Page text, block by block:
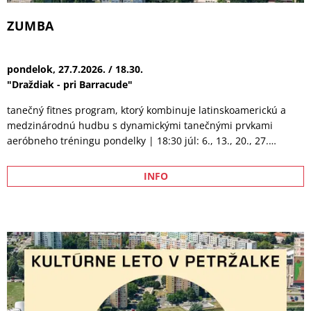
si niečo oveľa cennejšie – vzťah so svojou rodinou, vlastnú
dôstojnosť a možnosť napraviť chyby, ktoré ho pripravili o
všetko, na čom mu kedysi záležalo. Strhujúci príbeh z
ktorom sa popri popredných českých a slovenských hercoch
objavujú aj skutočné hviezdy MMA. Pavel Hoffmeister alias Hoff
rokoch mimo športového sveta dostáva nečakanú ponuku vrátiť
sa do boja. Hodená rukavica, ktorú zdvihne, však nie je
boxerská. So svojím súperom sa stretne v MMA
piatok, 14.8.2026. / 18.00.
Dom kultúry Lúky
Svetom hliny Vás prevedie vždy zanietená Kvetka. Hliny sa báť
netreba, zvládne to naozaj každý a trošku sa vrátite aj do